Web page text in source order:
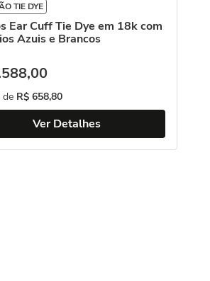
TIE DYE
Ear Cuff Tie Dye em 18k com
Azuis e Brancos
588,00
de R$ 658,80
Ver Detalhes